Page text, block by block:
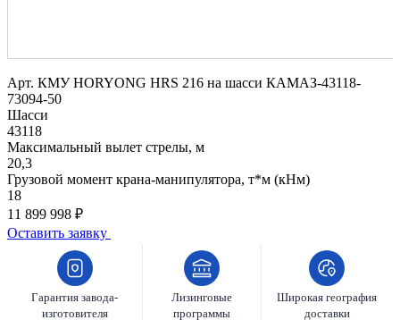
Арт. КМУ HORYONG HRS 216 на шасси КАМАЗ-43118-
73094-50
Шасси
43118
Максимальный вылет стрелы, м
20,3
Грузовой момент крана-манипулятора, т*м (кНм)
18
11 899 998 ₽
Оставить заявку
Гарантия завода-
изготовителя
Лизинговые
программы
Широкая география
доставки